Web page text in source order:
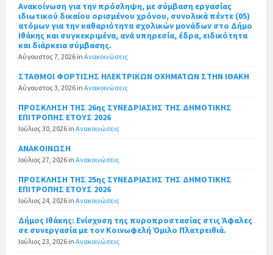
Ανακοίνωση για την πρόσληψη, με σύμβαση εργασίας
ιδιωτικού δικαίου ορισμένου χρόνου, συνολικά πέντε (05)
ατόμων για την καθαριότητα σχολικών μονάδων στο Δήμο
Ιθάκης και συγκεκριμένα, ανά υπηρεσία, έδρα, ειδικότητα
και διάρκεια σύμβασης.
Αύγουστος 7, 2026 in Ανακοινώσεις
ΣΤΑΘΜΟΙ ΦΟΡΤΙΣΗΣ ΗΛΕΚΤΡΙΚΩΝ ΟΧΗΜΑΤΩΝ ΣΤΗΝ ΙΘΑΚΗ
Αύγουστος 3, 2026 in Ανακοινώσεις
ΠΡΟΣΚΛΗΣΗ ΤΗΣ 26ης ΣΥΝΕΔΡΙΑΣΗΣ ΤΗΣ ΔΗΜΟΤΙΚΗΣ
ΕΠΙΤΡΟΠΗΣ ΕΤΟΥΣ 2026
Ιούλιος 30, 2026 in Ανακοινώσεις
ΑΝΑΚΟΙΝΩΣΗ
Ιούλιος 27, 2026 in Ανακοινώσεις
ΠΡΟΣΚΛΗΣΗ ΤΗΣ 25ης ΣΥΝΕΔΡΙΑΣΗΣ ΤΗΣ ΔΗΜΟΤΙΚΗΣ
ΕΠΙΤΡΟΠΗΣ ΕΤΟΥΣ 2026
Ιούλιος 24, 2026 in Ανακοινώσεις
Δήμος Ιθάκης: Ενίσχυση της πυροπροστασίας στις Άφαλες
σε συνεργασία με τον Κοινωφελή Όμιλο Πλατρειθιά.
Ιούλιος 23, 2026 in Ανακοινώσεις